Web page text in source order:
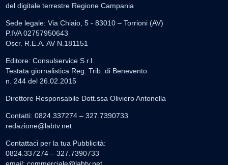
del digitale terrestre Regione Campania
Sede legale: Via Chiaio, 5 - 83010 – Torrioni (AV)
P.IVA 02757950643
Oscr. R.E.A. AV N.181151
Editore: Consulservice S.r.l.
Testata giornalistica Reg. Trib. di Benevento
n. 244 del 26.02.2015
Direttore Responsabile Dott.ssa Oliviero Antonella
Contatti: 0824.337274 – 327.7390733
redazione@labtv.net
Contattaci per la tua Pubblicità:
0824.337274 – 327.7390733
email: commerciale@labtv.net